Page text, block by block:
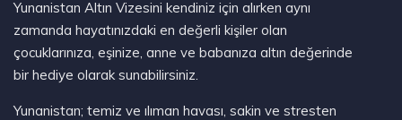
Yunanistan Altın Vizesini kendiniz için alırken aynı
zamanda hayatınızdaki en değerli kişiler olan
çocuklarınıza, eşinize, anne ve babanıza altın değerinde
bir hediye olarak sunabilirsiniz.
Yunanistan; temiz ve ılıman havası, sakin ve stresten